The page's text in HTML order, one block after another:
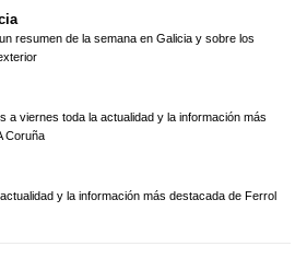
resumen de la semana en Galicia y sobre los
a viernes toda la actualidad y la información más
Coruña
y la información más destacada de Ferrol